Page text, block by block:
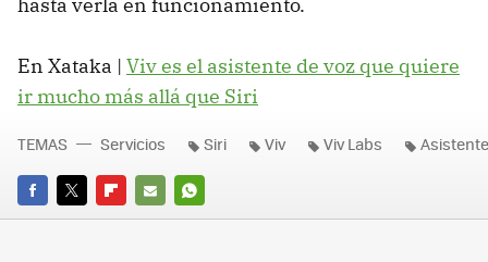
hasta verla en funcionamiento.
En Xataka | Viv es el asistente de voz que quiere
ir mucho más allá que Siri
FACEBOOK
TWITTERFLIPBOARD
E-
WHATSAPP
TEMAS Servicios Siri Viv Viv Labs